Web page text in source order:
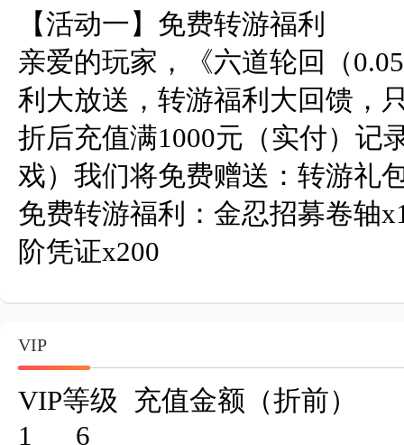
【活动一】免费转游福利
亲爱的玩家，《六道轮回（
利大放送，转游福利大回馈，
折后充值满1000元（实付）记
戏）我们将免费赠送：转游礼
免费转游福利：金忍招募卷轴
阶凭证x200
VIP
VIP等级	充值金额（折前）
1	6